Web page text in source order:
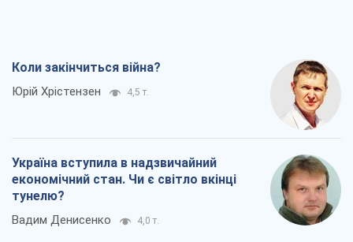
Коли закінчиться війна?
Юрій Хрістензен 4,5 т.
Україна вступила в надзвичайний
економічний стан. Чи є світло вкінці
тунелю?
Вадим Денисенко 4,0 т.